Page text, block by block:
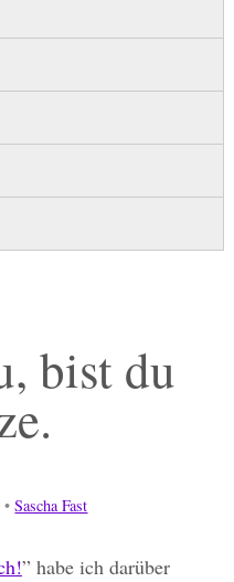
bist du
•Sascha Fast
” habe ich darüber